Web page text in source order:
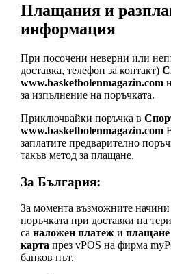
Плащания и
информация
При посочени неверни или
доставка, телефон за контакт)
www.basketbolenmagazin.com
за изпълнение на поръчката.
Приключвайки поръчка в
www.basketbolenmagazin.com
заплатите предварително
такъв метод за плащане.
За България:
За момента възможните
поръчката при доставки на
са наложен платежи плащане
карта през vPOS на фирма
банков път.